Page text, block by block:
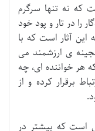
که نه تنها سرگرم
را در تار و پود خود
آثار است که با
ی ارزشمند می
هر خواننده ای، چه
برقرار کرده و از
است که بیشتر در